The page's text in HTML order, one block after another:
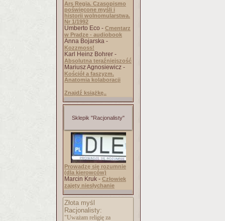
Ars Regia. Czasopismo
poświęcone myśli i
historii wolnomularstwa.
Nr 1/1992
Umberto Eco - Cmentarz
w Pradze - audiobook
Anna Bojarska -
Kozzmoss!
Karl Heinz Bohrer -
Absolutna teraźniejszość
Mariusz Agnosiewicz -
Kościół a faszyzm.
Anatomia kolaboracji
Znajdź książkę..
Sklepik "Racjonalisty"
Prowadzę się rozumnie
(dla kierowców)
Marcin Kruk - Człowiek
zajęty niesłychanie
Złota myśl
Racjonalisty:
"Uważam religię za